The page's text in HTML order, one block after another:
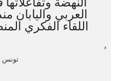
العربي واليابان
اللقاء الفكري
تونس :